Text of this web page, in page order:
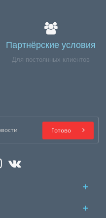
Партнёрские условия
Для постоянных клиентов
Готово